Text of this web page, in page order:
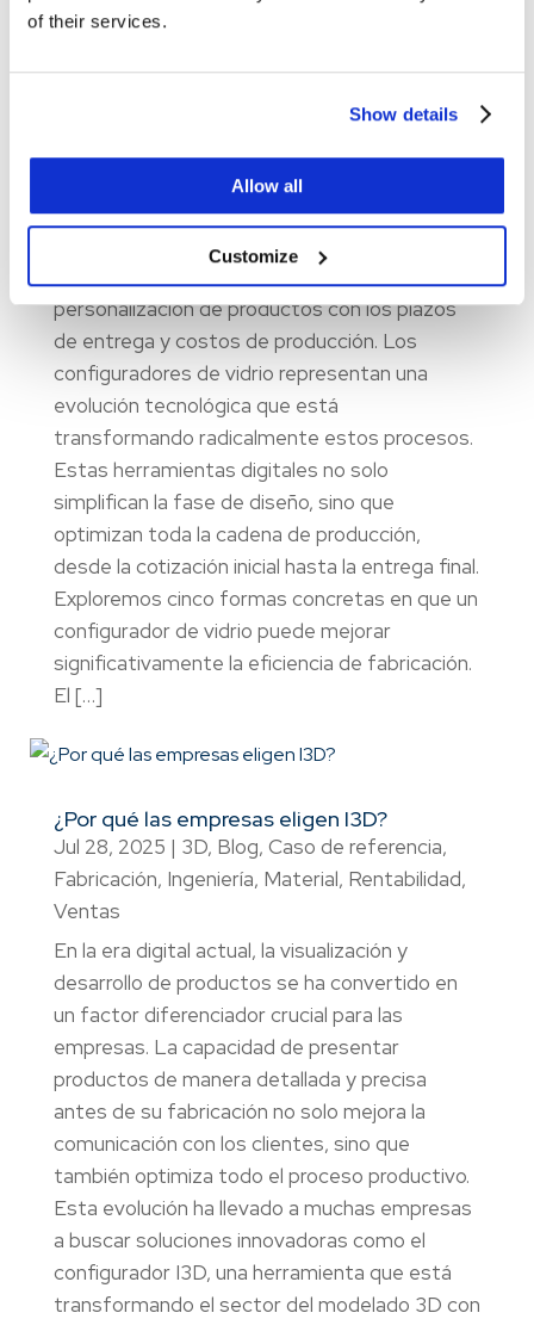
of their services.
Show details
Allow all
Customize
mejora la eficiencia de fabricación
Rentabilidad
eficiencia operativa se ha convertido en un
factor decisivo para mantener la
competitividad. Los fabricantes enfrentan
personalización de productos con los plazos
de entrega y costos de producción. Los
configuradores de vidrio representan una
evolución tecnológica que está
transformando radicalmente estos procesos.
Estas herramientas digitales no solo
simplifican la fase de diseño, sino que
optimizan toda la cadena de producción,
desde la cotización inicial hasta la entrega final.
Exploremos cinco formas concretas en que un
configurador de vidrio puede mejorar
significativamente la eficiencia de fabricación.
El […]
¿Por qué las empresas eligen I3D?
Jul 28, 2025 | 3D, Blog, Caso de referencia,
Fabricación, Ingeniería, Material, Rentabilidad,
Ventas
En la era digital actual, la visualización y
desarrollo de productos se ha convertido en
un factor diferenciador crucial para las
empresas. La capacidad de presentar
productos de manera detallada y precisa
antes de su fabricación no solo mejora la
comunicación con los clientes, sino que
también optimiza todo el proceso productivo.
Esta evolución ha llevado a muchas empresas
a buscar soluciones innovadoras como el
configurador I3D, una herramienta que está
transformando el sector del modelado 3D con